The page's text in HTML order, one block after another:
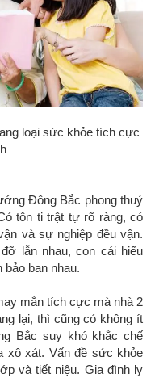
loại sức khỏe tích cực
Đông Bắc phong thuỷ
tôn ti trật tự rõ ràng, có
và sự nghiệp đều vận.
lẫn nhau, con cái hiếu
ban nhau.
mắn tích cực mà nhà 2
lại, thì cũng có không ít
Bắc suy khó khắc chế
xô xát. Vấn đề sức khỏe
và tiết niệu. Gia đình ly